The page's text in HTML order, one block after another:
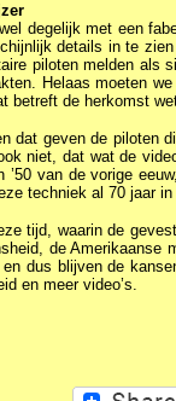
degelijk met een
details in te
piloten melden als
Helaas moeten
betreft de herkomst
dat geven de piloten
niet, dat wat de
’50 van de vorige
techniek al 70 jaar
tijd, waarin de
de Amerikaanse
dus blijven de
en meer video’s.